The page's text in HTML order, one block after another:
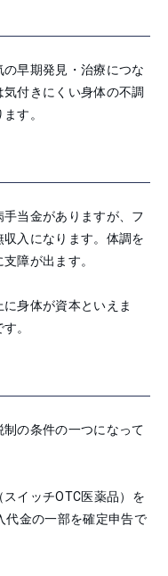
早期発見・治療につな
付きにくい身体の不調
す。
当金がありますが、フ
入になります。体調を
障が出ます。
身体が資本といえま
。
の条件の一つになって
イッチOTC医薬品）を
代金の一部を確定申告で